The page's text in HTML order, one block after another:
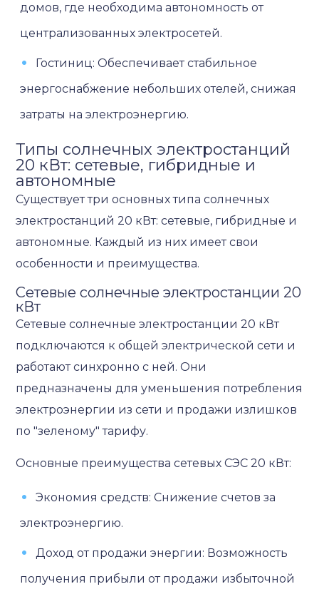
домов, где необходима автономность от
централизованных электросетей.
Гостиниц: Обеспечивает стабильное
энергоснабжение небольших отелей, снижая
затраты на электроэнергию.
Типы солнечных электростанций
20 кВт: сетевые, гибридные и
автономные
Существует три основных типа солнечных
электростанций 20 кВт: сетевые, гибридные и
автономные. Каждый из них имеет свои
особенности и преимущества.
Сетевые солнечные электростанции 20
кВт
Сетевые солнечные электростанции 20 кВт
подключаются к общей электрической сети и
работают синхронно с ней. Они
предназначены для уменьшения потребления
электроэнергии из сети и продажи излишков
по "зеленому" тарифу.
Основные преимущества сетевых СЭС 20 кВт:
Экономия средств: Снижение счетов за
электроэнергию.
Доход от продажи энергии: Возможность
получения прибыли от продажи избыточной